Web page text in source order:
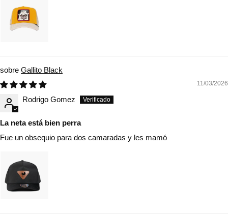
Gallito Black
11/03/2026
Rodrigo Gomez
La neta está bien perra
Fue un obsequio para dos camaradas y les mamó